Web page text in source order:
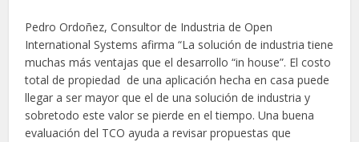
Pedro Ordoñez, Consultor de Industria de Open
International Systems afirma “La solución de industria tiene
muchas más ventajas que el desarrollo “in house”. El costo
total de propiedad de una aplicación hecha en casa puede
llegar a ser mayor que el de una solución de industria y
sobretodo este valor se pierde en el tiempo. Una buena
evaluación del TCO ayuda a revisar propuestas que